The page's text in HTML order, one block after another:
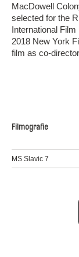
MacDowell
selected for the
International
2018 New York
film as co-
Filmografie
MS Slavic 7